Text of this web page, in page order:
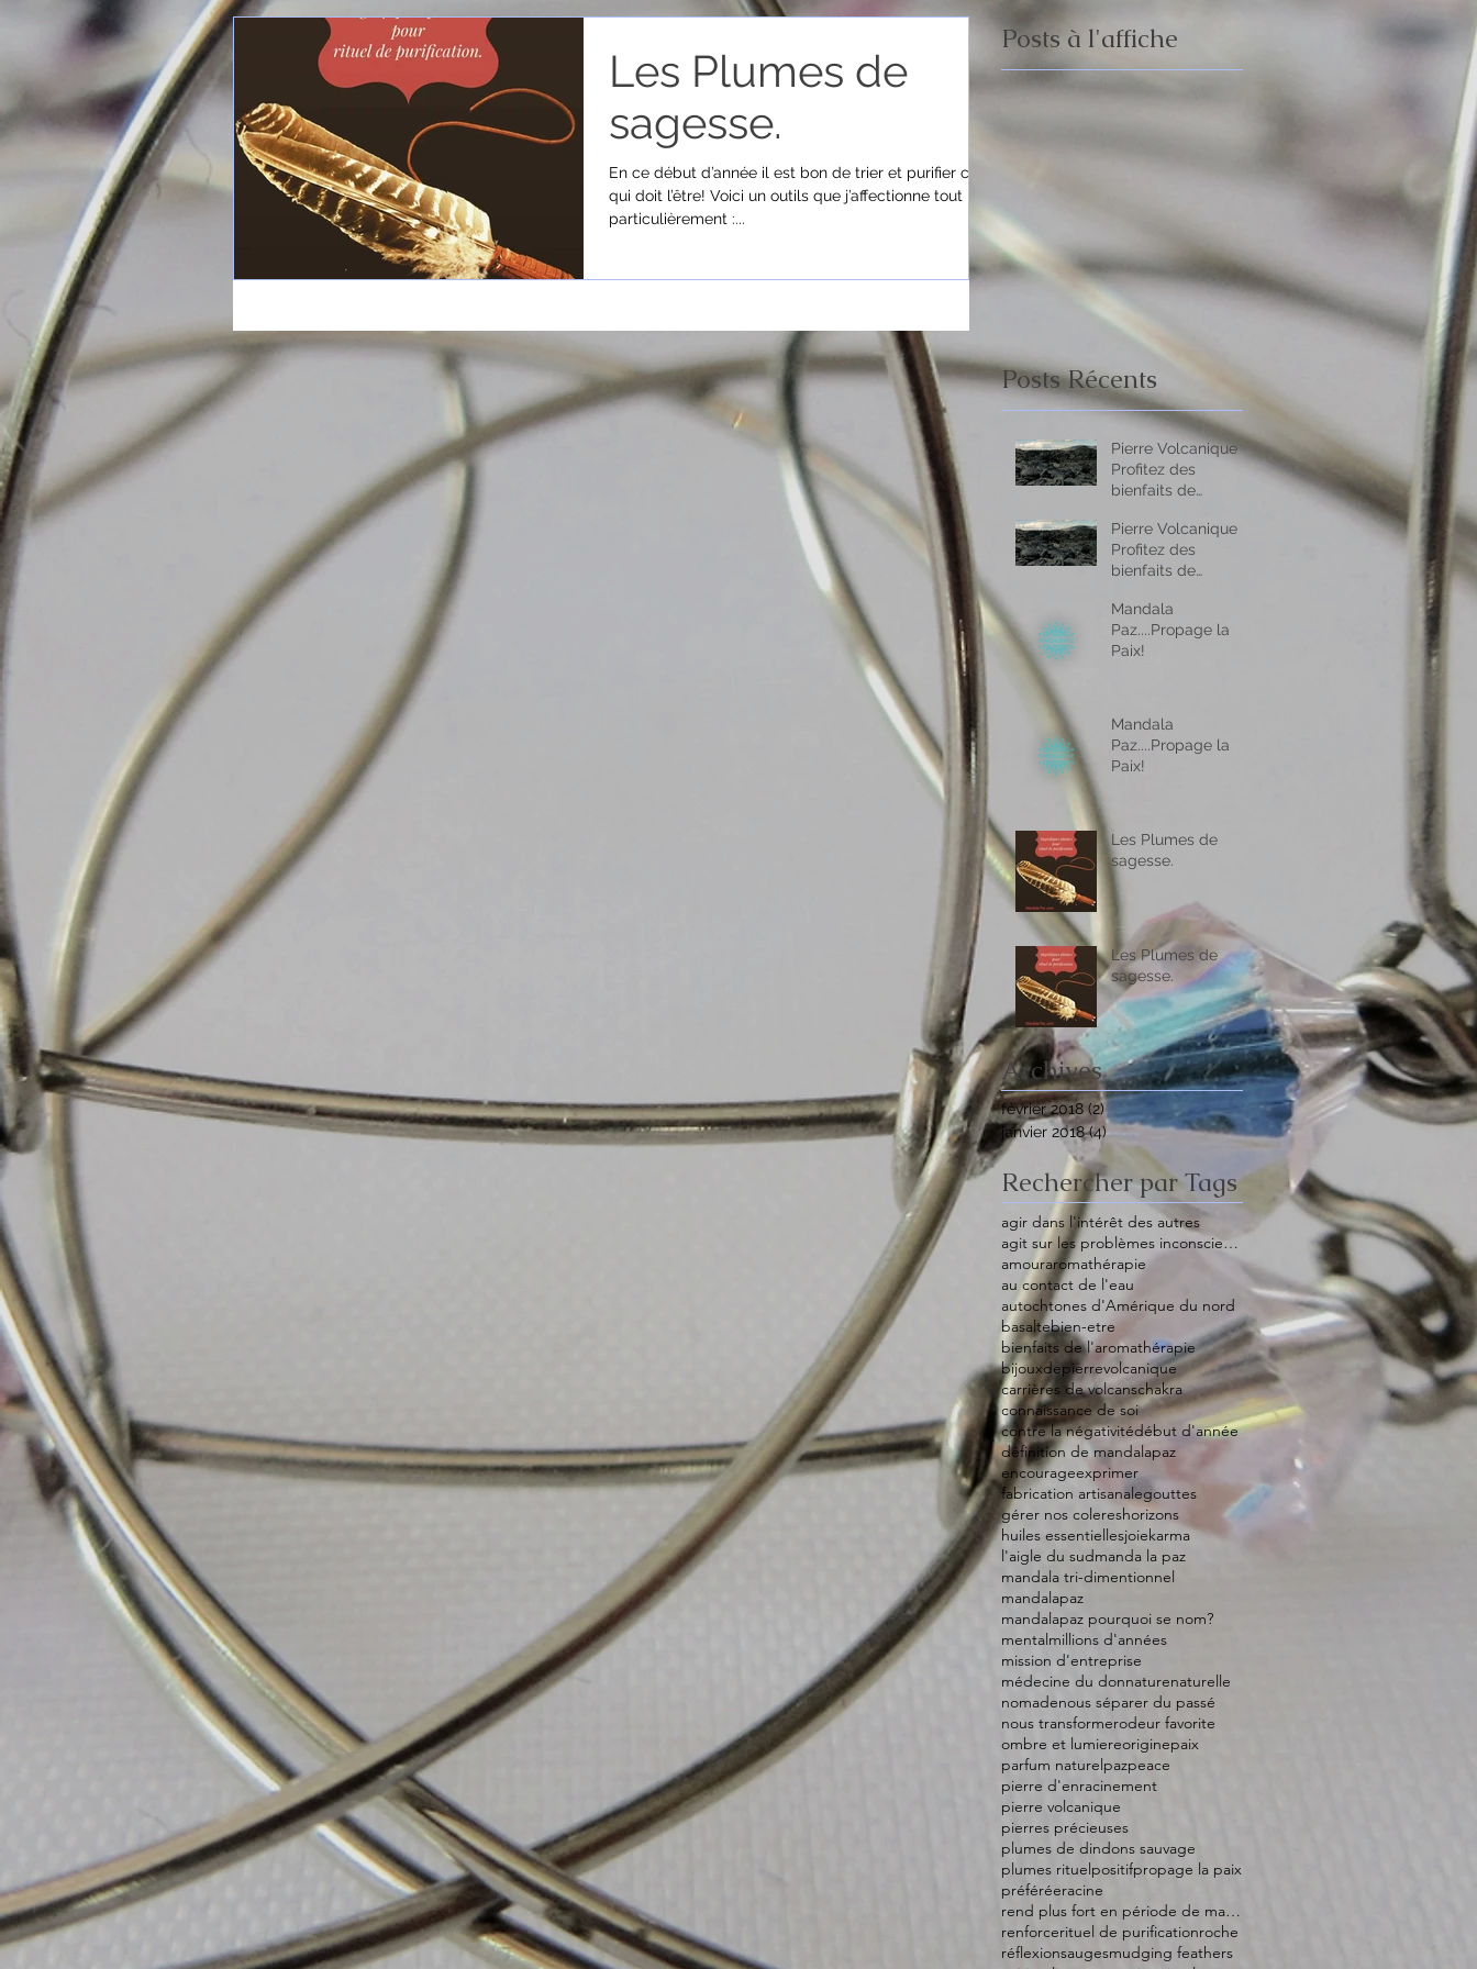
Les Plumes de
sagesse.
En ce début d’année il est bon de trier et purifier ce
qui doit l’être! Voici un outils que j’affectionne tout
particulièrement :...
Posts à l'affiche
Posts Récents
Pierre Volcanique -
Profitez des
bienfaits de
partout ou vous
allez !
Pierre Volcanique -
Profitez des
bienfaits de
partout ou vous
allez !
Mandala
Paz....Propage la
Paix!
Mandala
Paz....Propage la
Paix!
Les Plumes de
sagesse.
Les Plumes de
sagesse.
Archives
février 2018 (2)2 posts
janvier 2018 (4)4 posts
Rechercher par Tags
agir dans l'intérêt des autres
agit sur les problèmes inconscients
amouraromathérapie
au contact de l'eau
autochtones d'Amérique du nord
basaltebien-etre
bienfaits de l'aromathérapie
bijouxdepierrevolcanique
carrières de volcanschakra
connaissance de soi
contre la négativitédébut d'année
définition de mandalapaz
encourageexprimer
fabrication artisanalegouttes
gérer nos colereshorizons
huiles essentiellesjoiekarma
l'aigle du sudmanda la paz
mandala tri-dimentionnel
mandalapaz
mandalapaz pourquoi se nom?
mental millions d'années
mission d'entreprise
médecine du donnaturenaturelle
nomadenous séparer du passé
nous transformerodeur favorite
ombre et lumiereoriginepaix
parfum naturel pazpeace
pierre d'enracinement
pierre volcanique
pierres précieuses
plumes de dindons sauvage
plumes rituel positifpropage la paix
préféréeracine
rend plus fort en période de manque
renforcerituel de purificationroche
réflexionsaugesmudging feathers